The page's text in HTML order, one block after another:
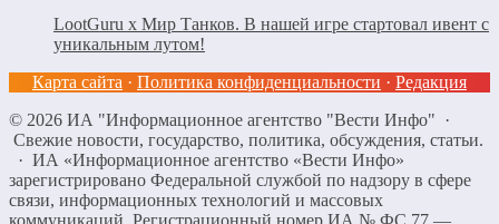
LootGuru x Мир Танков. В нашей игре стартовал ивент с
уникальным лутом!
Карта сайта · Политика конфиденциальности · Редакция
© 2026 ИА "Информационное агентство "Вести Инфо" ·
Свежие новости, государство, политика, обсуждения, статьи.
· ИА «Информационное агентство «Вести Инфо»
зарегистрировано Федеральной службой по надзору в сфере
связи, информационных технологий и массовых
коммуникаций. Регистрационный номер ИА № ФС 77 —